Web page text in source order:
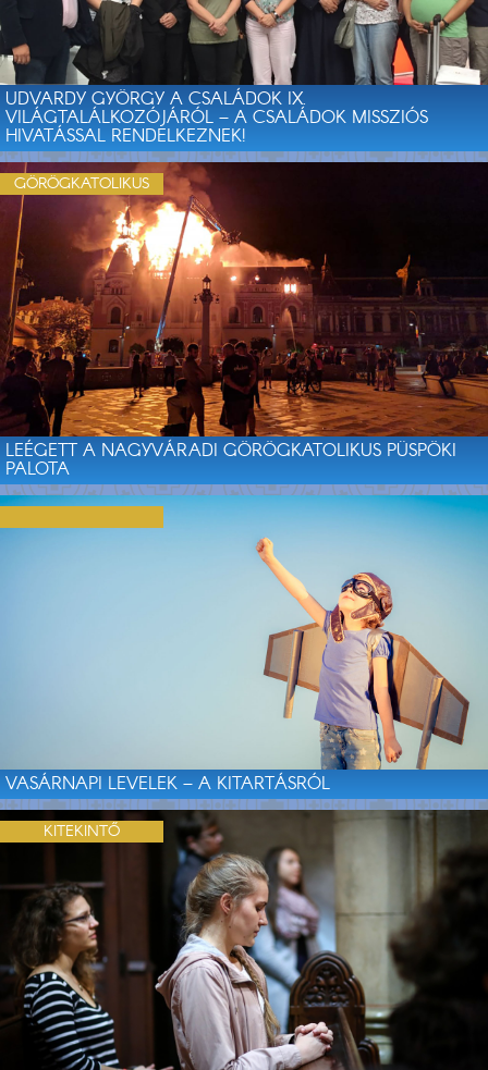
UDVARDY GYÖRGY A CSALÁDOK IX.
VILÁGTALÁLKOZÓJÁRÓL – A CSALÁDOK MISSZIÓS
HIVATÁSSAL RENDELKEZNEK!
LEÉGETT A NAGYVÁRADI GÖRÖGKATOLIKUS PÜSPÖKI
PALOTA
GÖRÖGKATOLIKUS
VASÁRNAPI LEVELEK – A KITARTÁSRÓL
KITEKINTŐ